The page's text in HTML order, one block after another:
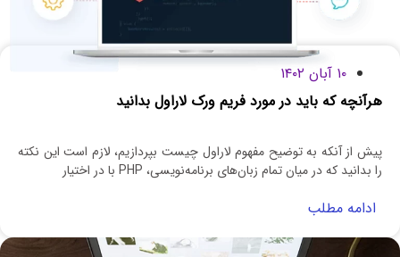
۱۰ آبان ۱۴۰۲
هرآنچه که باید در مورد فریم ورک لاراول بدانید
پیش از آنکه به توضیح مفهوم لاراول چیست بپردازیم، لازم است این نکته
را بدانید که در میان تمام زبان‌های برنامه‌نویسی، PHP با در اختیار
ادامه مطلب